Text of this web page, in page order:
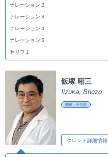
ナレーション２
ナレーション３
ナレーション４
ナレーション５
セリフ１
飯塚 昭三
Iizuka, Shozo
関東・甲信越
タレント詳細情報